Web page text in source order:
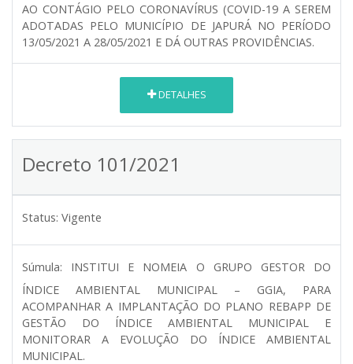
AO CONTÁGIO PELO CORONAVÍRUS (COVID-19 A SEREM
ADOTADAS PELO MUNICÍPIO DE JAPURÁ NO PERÍODO
13/05/2021 A 28/05/2021 E DÁ OUTRAS PROVIDÊNCIAS.
DETALHES
Decreto 101/2021
Status: Vigente
Súmula:
INSTITUI E NOMEIA O GRUPO GESTOR DO
ÍNDICE AMBIENTAL MUNICIPAL – GGIA, PARA
ACOMPANHAR A IMPLANTAÇÃO DO PLANO REBAPP DE
GESTÃO DO ÍNDICE AMBIENTAL MUNICIPAL E
MONITORAR A EVOLUÇÃO DO ÍNDICE AMBIENTAL
MUNICIPAL.